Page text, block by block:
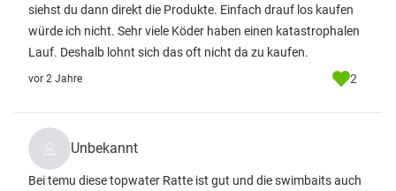
siehst du dann direkt die Produkte. Einfach drauf los kaufen
würde ich nicht. Sehr viele Köder haben einen katastrophalen
Lauf. Deshalb lohnt sich das oft nicht da zu kaufen.
vor 2 Jahre 2
Unbekannt
Bei temu diese topwater Ratte ist gut und die swimbaits auch